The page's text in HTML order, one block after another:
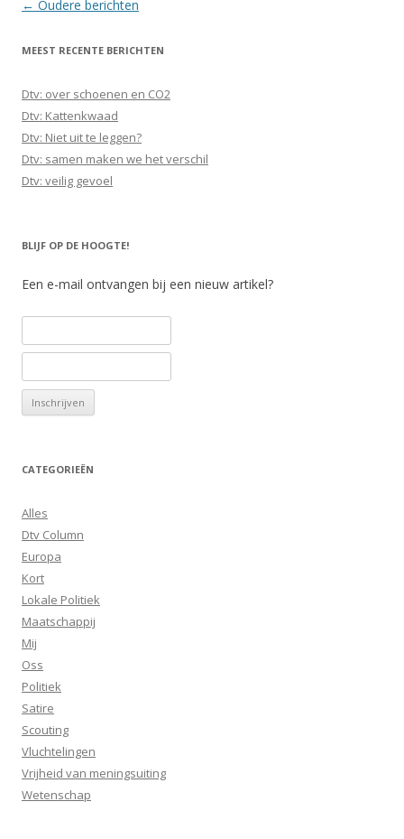
Berichtnavigatie
← Oudere berichten
MEEST RECENTE BERICHTEN
Dtv: over schoenen en CO2
Dtv: Kattenkwaad
Dtv: Niet uit te leggen?
Dtv: samen maken we het verschil
Dtv: veilig gevoel
BLIJF OP DE HOOGTE!
Een e-mail ontvangen bij een nieuw artikel?
CATEGORIEËN
Alles
Dtv Column
Europa
Kort
Lokale Politiek
Maatschappij
Mij
Oss
Politiek
Satire
Scouting
Vluchtelingen
Vrijheid van meningsuiting
Wetenschap